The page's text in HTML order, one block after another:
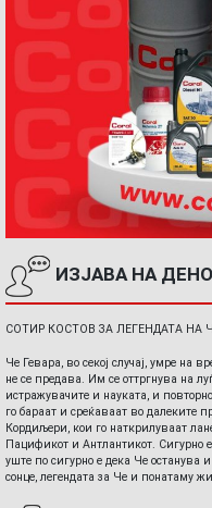
ИЗЈАВА НА
СОТИР КОСТОВ ЗА ЛЕГЕНДАТА НА
Че Гевара, во секој случај, умре на
не се предава. Им се оттргнува на
истражувачите и науката, и
го бараат и среќаваат во далеките
Кордиљери, кои го наткрилуваат
Пацификот и Антлантикот. Сигурно
уште по сигурно е дека Че останува
сонце, легендата за Че и понатаму